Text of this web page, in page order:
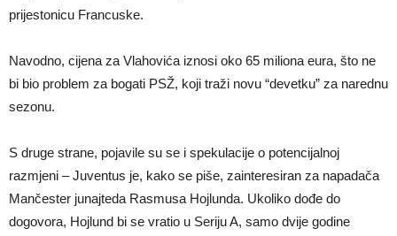
prijestonicu Francuske.
Navodno, cijena za Vlahovića iznosi oko 65 miliona eura, što ne
bi bio problem za bogati PSŽ, koji traži novu “devetku” za narednu
sezonu.
S druge strane, pojavile su se i spekulacije o potencijalnoj
razmjeni – Juventus je, kako se piše, zainteresiran za napadača
Mančester junajteda Rasmusa Hojlunda. Ukoliko dođe do
dogovora, Hojlund bi se vratio u Seriju A, samo dvije godine